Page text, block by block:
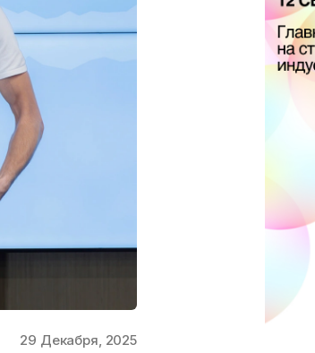
29 Декабря, 2025